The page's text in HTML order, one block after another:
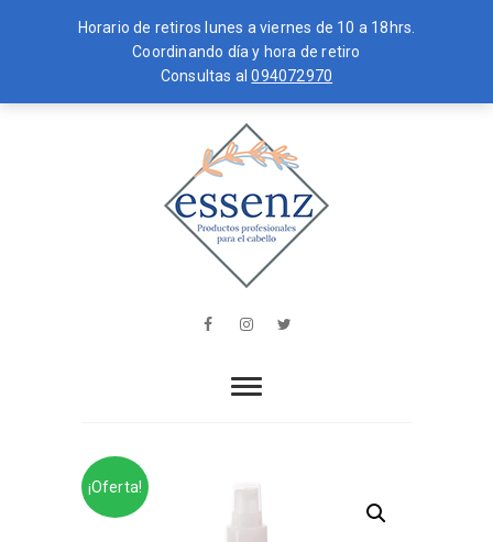
Horario de retiros lunes a viernes de 10 a 18hrs.
Coordinando día y hora de retiro
Consultas al094072970
to
essenz
EL CABELLO
FacebookInstagram
¡Oferta!